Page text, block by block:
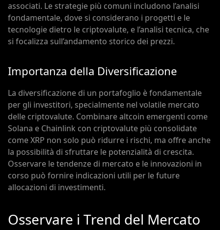
associati. Le strategie più comuni includono l’analisi
fondamentale, dove si considerano i progetti e le
tecnologie dietro le criptovalute, e l’analisi tecnica, che
si focalizza sull’andamento storico dei prezzi.
Importanza della Diversificazione
La diversificazione di un portafoglio è fondamentale
per gli investitori, specialmente nel volatile mercato
delle criptovalute. Combinare altcoin emergenti come
Solana e Chainlink con criptovalute più consolidate
come XRP non solo può ridurre i rischi, ma offre anche
la possibilità di sfruttare le potenzialità di crescita.
Osservare le tendenze di mercato e le innovazioni in
corso può fornire indicazioni utili per le future
allocazioni di investimenti.
Osservare i Trend del Mercato